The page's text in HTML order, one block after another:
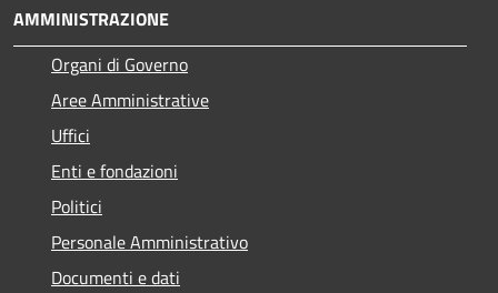
AMMINISTRAZIONE
Organi di Governo
Aree Amministrative
Uffici
Enti e fondazioni
Politici
Personale Amministrativo
Documenti e dati